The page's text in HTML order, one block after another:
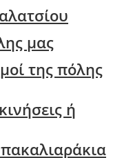
μας
της πόλης
ή